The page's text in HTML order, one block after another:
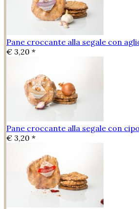
Pane croccante alla segale con
€ 3,20 *
Pane croccante alla segale con
€ 3,20 *